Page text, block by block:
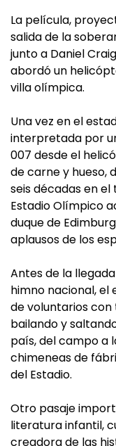
La película,
salida de la
junto a Daniel
abordó un
villa olímpica.
Una vez en el
interpretada por
007 desde el
de carne y hueso,
seis décadas en
Estadio Olímpico
duque de
aplausos de los
Antes de la
himno nacional, el
de voluntarios con
bailando y
país, del campo a
chimeneas de
del Estadio.
Otro pasaje
literatura infantil,
creadora de las